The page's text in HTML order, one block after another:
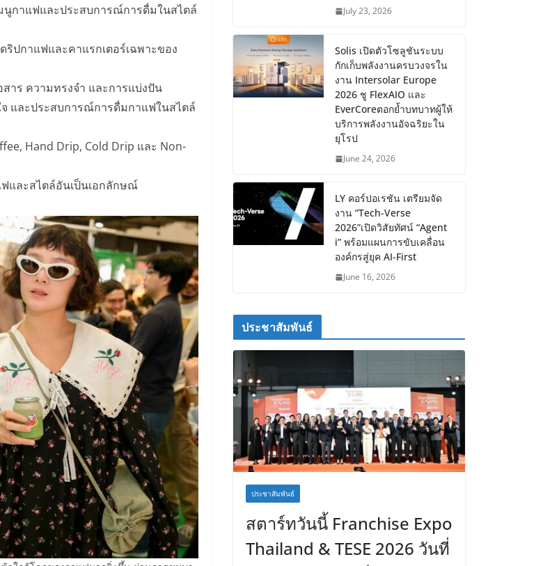
มนูกาแฟและประสบการณ์การดื่มในสไตล์
ริปกาแฟและคาแรกเตอร์เฉพาะของ
าร ความทรงจำ และการแบ่งปัน
จ และประสบการณ์การดื่มกาแฟในสไตล์
Hand Drip, Cold Drip และ Non-
และสไตล์อันเป็นเอกลักษณ์
July 23, 2026
Solis เปิดตัวโซลูชันระบบ
กักเก็บพลังงานครบวงจรใน
งาน Intersolar Europe
2026 ชู FlexAIO และ
EverCoreตอกย้ำบทบาทผู้ให้
บริการพลังงานอัจฉริยะใน
ยุโรป
June 24, 2026
LY คอร์ปอเรชัน เตรียมจัด
งาน “Tech-Verse
2026”เปิดวิสัยทัศน์ “Agent
i” พร้อมแผนการขับเคลื่อน
องค์กรสู่ยุค AI-First
June 16, 2026
ประชาสัมพันธ์
ประชาสัมพันธ์
สตาร์ทวันนี้ Franchise Expo
Thailand & TESE 2026 วันที่